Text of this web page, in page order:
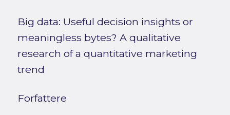
Big data: Useful decision insights or
meaningless bytes? A qualitative
research of a quantitative marketing
trend
Forfattere